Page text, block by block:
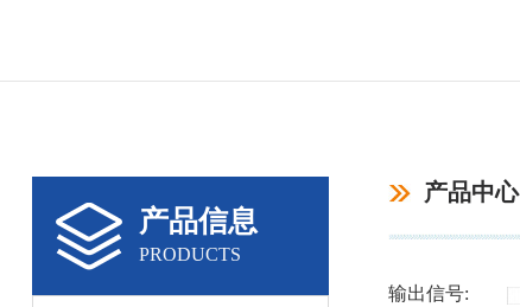
产品信息
PRODUCTS
产品中心
输出信号: